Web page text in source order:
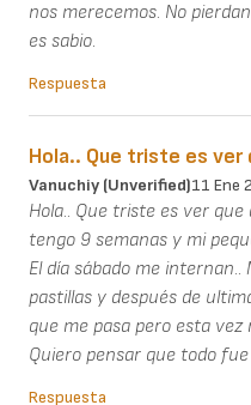
nos merecemos. No
es sabio.
Respuesta
Hola.. Que triste es ver
Vanuchiy (unverified)11 Ene
Hola.. Que triste es ver
tengo 9 semanas y mi
El día sábado me
pastillas y después de
que me pasa pero esta
Quiero pensar que todo
Respuesta